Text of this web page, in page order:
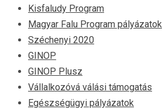
Kisfaludy Program
Magyar Falu Program pályázatok
Széchenyi 2020
GINOP
GINOP Plusz
Vállalkozóvá válási támogatás
Egészségügyi pályázatok